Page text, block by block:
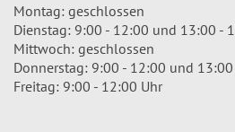
Montag: geschlossen
Dienstag: 9:00 - 12:00 und 13:00 -
Mittwoch: geschlossen
Donnerstag: 9:00 - 12:00 und
Freitag: 9:00 - 12:00 Uhr